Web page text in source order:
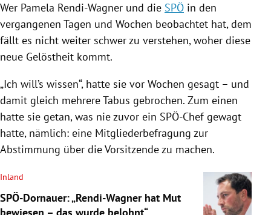
Wer Pamela Rendi-Wagner und die SPÖ in den
vergangenen Tagen und Wochen beobachtet hat, dem
fällt es nicht weiter schwer zu verstehen, woher diese
neue Gelöstheit kommt.
„Ich will’s wissen“, hatte sie vor Wochen gesagt – und
damit gleich mehrere Tabus gebrochen. Zum einen
hatte sie getan, was nie zuvor ein SPÖ-Chef gewagt
hatte, nämlich: eine Mitgliederbefragung zur
Abstimmung über die Vorsitzende zu machen.
Inland
SPÖ-Dornauer: „Rendi-Wagner hat Mut